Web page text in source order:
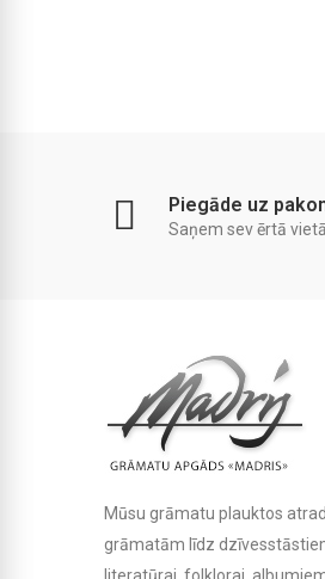
Piegāde uz
Saņem sev ērtā vietā
Mūsu grāmatu plauktos
grāmatām līdz